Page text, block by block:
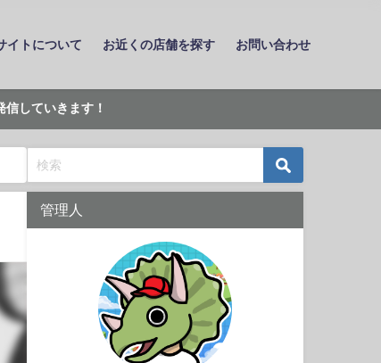
イトについて お近くの店舗を探す お問い合わせ
していきます！
管理人